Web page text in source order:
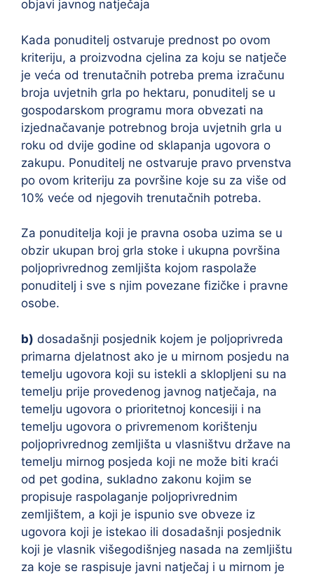
objavi javnog natječaja
Kada ponuditelj ostvaruje prednost po ovom
kriteriju, a proizvodna cjelina za koju se natječe
je veća od trenutačnih potreba prema izračunu
broja uvjetnih grla po hektaru, ponuditelj se u
gospodarskom programu mora obvezati na
izjednačavanje potrebnog broja uvjetnih grla u
roku od dvije godine od sklapanja ugovora o
zakupu. Ponuditelj ne ostvaruje pravo prvenstva
po ovom kriteriju za površine koje su za više od
10% veće od njegovih trenutačnih potreba.
Za ponuditelja koji je pravna osoba uzima se u
obzir ukupan broj grla stoke i ukupna površina
poljoprivrednog zemljišta kojom raspolaže
ponuditelj i sve s njim povezane fizičke i pravne
osobe.
b) dosadašnji posjednik kojem je poljoprivreda
primarna djelatnost ako je u mirnom posjedu na
temelju ugovora koji su istekli a sklopljeni su na
temelju prije provedenog javnog natječaja, na
temelju ugovora o prioritetnoj koncesiji i na
temelju ugovora o privremenom korištenju
poljoprivrednog zemljišta u vlasništvu države na
temelju mirnog posjeda koji ne može biti kraći
od pet godina, sukladno zakonu kojim se
propisuje raspolaganje poljoprivrednim
zemljištem, a koji je ispunio sve obveze iz
ugovora koji je istekao ili dosadašnji posjednik
koji je vlasnik višegodišnjeg nasada na zemljištu
za koje se raspisuje javni natječaj i u mirnom je